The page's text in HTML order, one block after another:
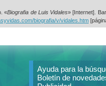
«Biografia de Luis Vidales» [Internet].
biografia/v/vidales.htm
Ayuda para la
Boletín de